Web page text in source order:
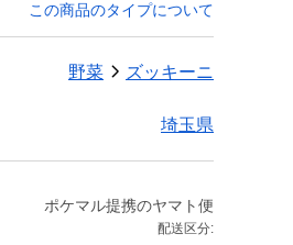
この商品のタイプについて
野菜 ズッキーニ
埼玉県
ポケマル提携のヤマト便
配送区分: